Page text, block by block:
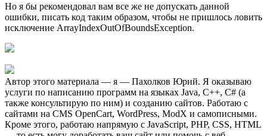
Но я бы рекомендовал вам все же не допускать данной
ошибки, писать код таким образом, чтобы не пришлось ловить
исключение ArrayIndexOutOfBoundsException.
Автор этого материала — я — Пахолков Юрий. Я оказываю
услуги по написанию программ на языках Java, C++, C# (а
также консультирую по ним) и созданию сайтов. Работаю с
сайтами на CMS OpenCart, WordPress, ModX и самописными.
Кроме этого, работаю напрямую с JavaScript, PHP, CSS, HTML